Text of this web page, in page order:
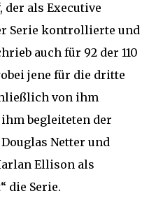
der als Executive
Serie kontrollierte und
auch für 92 der 110
jene für die dritte
von ihm
begleiteten der
Netter und
Ellison als
die Serie.